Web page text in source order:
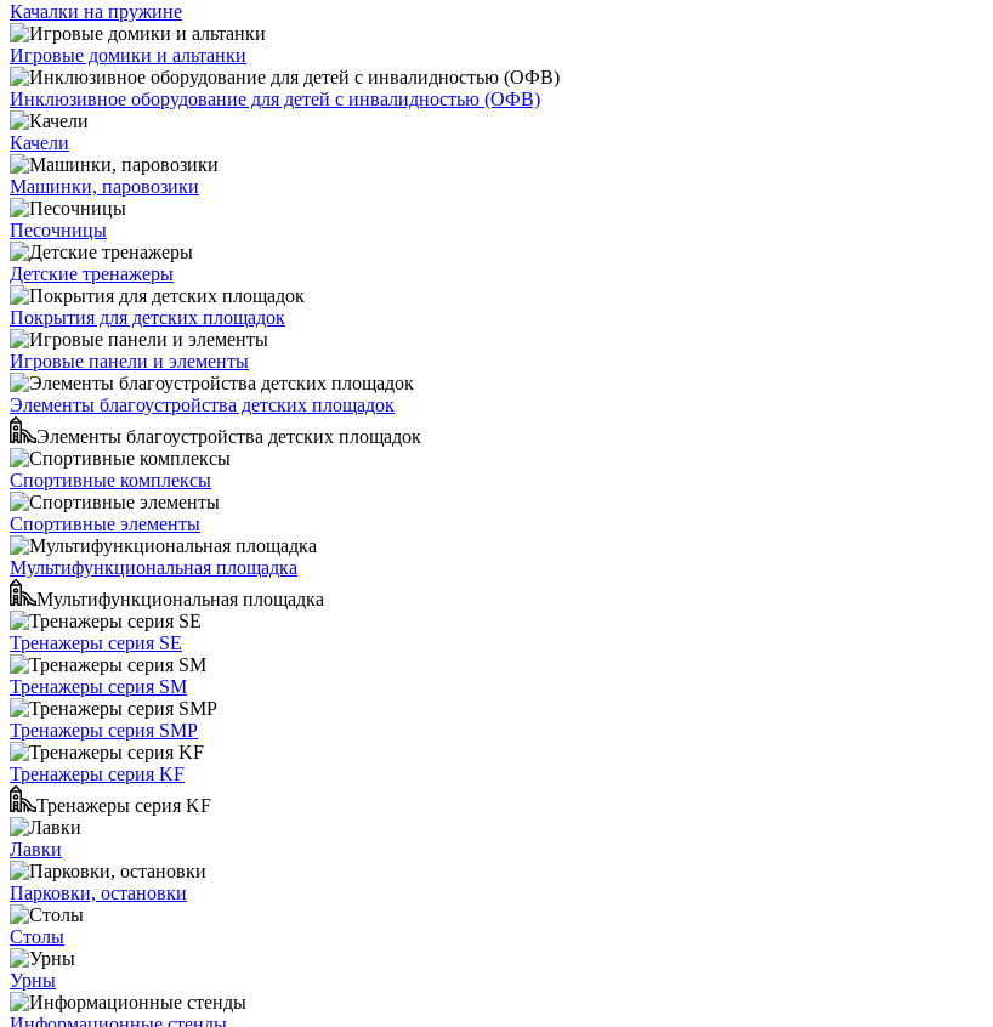
Качалки на пружине
Игровые домики и альтанки
Инклюзивное оборудование для детей с инвалидностью (ОФВ)
Качели
Машинки, паровозики
Песочницы
Детские тренажеры
Покрытия для детских площадок
Игровые панели и элементы
Элементы благоустройства детских площадок
Элементы благоустройства детских площадок
Спортивные комплексы
Спортивные элементы
Мультифункциональная площадка
Мультифункциональная площадка
Тренажеры серия SE
Тренажеры серия SM
Тренажеры серия SMP
Тренажеры серия KF
Тренажеры серия KF
Лавки
Парковки, остановки
Столы
Урны